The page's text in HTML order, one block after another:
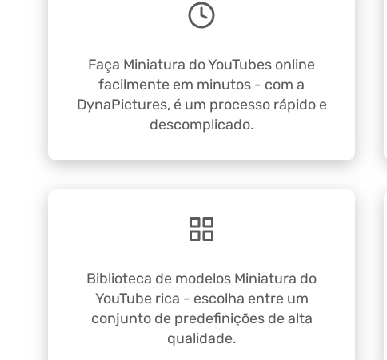
Faça Miniatura do YouTubes online
facilmente em minutos - com a
DynaPictures, é um processo rápido e
descomplicado.
Biblioteca de modelos Miniatura do
YouTube rica - escolha entre um
conjunto de predefinições de alta
qualidade.